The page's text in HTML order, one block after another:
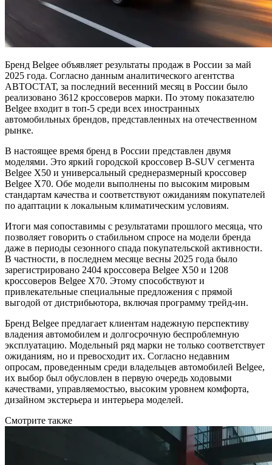
Бренд Belgee объявляет результаты продаж в России за май
2025 года. Согласно данным аналитического агентства
АВТОСТАТ, за последний весенний месяц в России было
реализовано 3612 кроссоверов марки. По этому показателю
Belgee входит в топ-5 среди всех иностранных
автомобильных брендов, представленных на отечественном
рынке.
В настоящее время бренд в России представлен двумя
моделями. Это яркий городской кроссовер B-SUV сегмента
Belgee X50 и универсальный среднеразмерный кроссовер
Belgee X70. Обе модели выполнены по высоким мировым
стандартам качества и соответствуют ожиданиям покупателей
по адаптации к локальным климатическим условиям.
Итоги мая сопоставимы с результатами прошлого месяца, что
позволяет говорить о стабильном спросе на модели бренда
даже в периоды сезонного спада покупательской активности.
В частности, в последнем месяце весны 2025 года было
зарегистрировано 2404 кроссовера Belgee X50 и 1208
кроссоверов Belgee X70. Этому способствуют и
привлекательные специальные предложения с прямой
выгодой от дистрибьютора, включая программу трейд-ин.
Бренд Belgee предлагает клиентам надежную перспективу
владения автомобилем и долгосрочную беспроблемную
эксплуатацию. Модельный ряд марки не только соответствует
ожиданиям, но и превосходит их. Согласно недавним
опросам, проведенным среди владельцев автомобилей Belgee,
их выбор был обусловлен в первую очередь ходовыми
качествами, управляемостью, высоким уровнем комфорта,
дизайном экстерьера и интерьера моделей.
Смотрите также